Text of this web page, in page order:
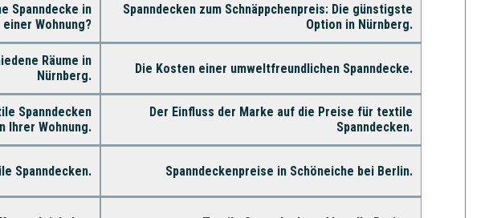
Spanndecke in
einer Wohnung?
Spanndecken zum Schnäppchenpreis: Die günstigste
Option in Nürnberg.
Räume in
Nürnberg.
Die Kosten einer umweltfreundlichen Spanndecke.
Spanndecken
Ihrer Wohnung.
Der Einfluss der Marke auf die Preise für textile
Spanndecken.
Spanndecken. Spanndeckenpreise in Schöneiche bei Berlin.